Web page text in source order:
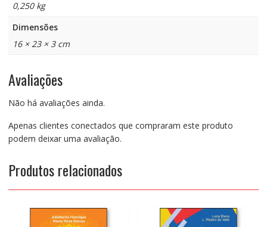
0,250 kg
Dimensões
16 × 23 × 3 cm
Avaliações
Não há avaliações ainda.
Apenas clientes conectados que compraram este produto
podem deixar uma avaliação.
Produtos relacionados